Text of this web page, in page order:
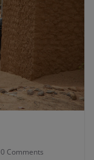
0 Comments